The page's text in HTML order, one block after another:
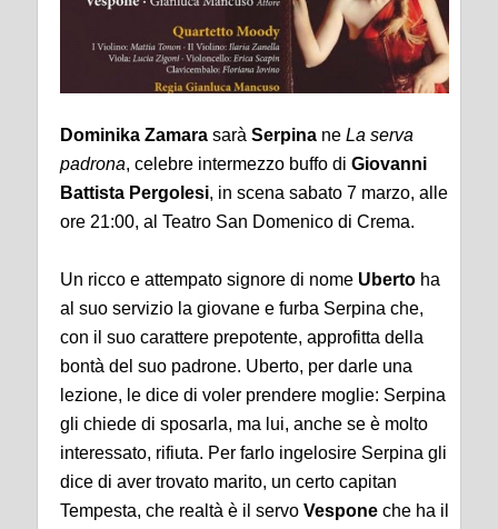
Dominika Zamara sarà Serpina ne La serva
padrona, celebre intermezzo buffo di Giovanni
Battista Pergolesi, in scena sabato 7 marzo, alle
ore 21:00, al Teatro San Domenico di Crema.
Un ricco e attempato signore di nome Uberto ha
al suo servizio la giovane e furba Serpina che,
con il suo carattere prepotente, approfitta della
bontà del suo padrone. Uberto, per darle una
lezione, le dice di voler prendere moglie: Serpina
gli chiede di sposarla, ma lui, anche se è molto
interessato, rifiuta. Per farlo ingelosire Serpina gli
dice di aver trovato marito, un certo capitan
Tempesta, che realtà è il servo Vespone che ha il